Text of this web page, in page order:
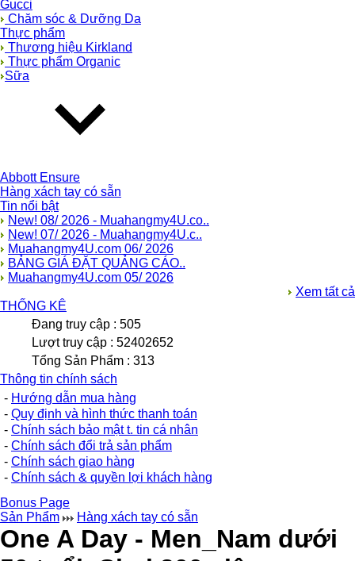
Gucci
Chăm sóc & Dưỡng Da
Thực phẩm
Thương hiệu Kirkland
Thực phẩm Organic
Sữa
Abbott Ensure
Hàng xách tay có sẵn
Tin nổi bật
New! 08/ 2026 - Muahangmy4U.co..
New! 07/ 2026 - Muahangmy4U.c..
Muahangmy4U.com 06/ 2026
BẢNG GIÁ ĐẶT QUẢNG CÁO..
Muahangmy4U.com 05/ 2026
Xem tất cả
THỐNG KÊ
Đang truy cập : 505
Lượt truy cập : 52402652
Tổng Sản Phẩm : 313
Thông tin chính sách
- Hướng dẫn mua hàng
- Quy định và hình thức thanh toán
- Chính sách bảo mật t. tin cá nhân
- Chính sách đổi trả sản phẩm
- Chính sách giao hàng
- Chính sách & quyền lợi khách hàng
Bonus Page
Sản Phẩm
Hàng xách tay có sẵn
One A Day - Men_Nam dưới